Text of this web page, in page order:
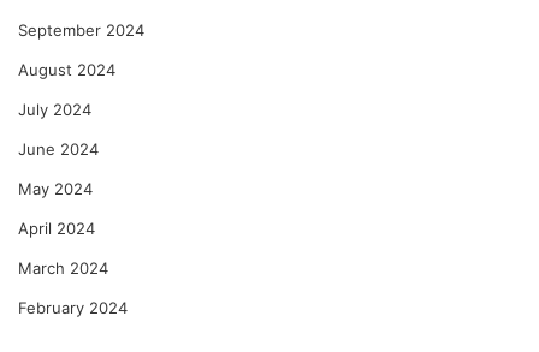
September 2024
August 2024
July 2024
June 2024
May 2024
April 2024
March 2024
February 2024